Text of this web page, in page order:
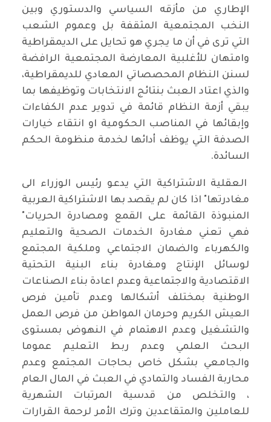
الإطاري من مأزقه السياسي والدستوري وبين
النخب المجتمعية المثقفة بل وعموم الشعب
التي ترى في أن ما يجري هو تحايل على الديمقراطية
وامتهان للأغلبية المعارضة المجتمعية الرافضة
لسنن النظام المحصصاتي المعادي للديمقراطية،
والذي اعتاد العبث بنتائج الانتخابات وتوظيفها بما
يبقي أزمة النظام قائمة في تدوير عدم الكفاءات
وإبقائها في المناصب الحكومية او انتقاء خيارات
الصدفة التي يوظف أدائها لخدمة منظومة الحكم
السائدة.
العقلية الاشتراكية التي يدعو رئيس الوزراء الى
مغادرتها" اذا كان لم يقصد بها الاشتراكية العربية
المنبوذة القائمة على القمع ومصادرة الحريات"
فهي تعني مغادرة الخدمات الصحية والتعليم
والكهرباء والضمان الاجتماعي وملكية المجتمع
لوسائل الإنتاج ومغادرة بناء البنية التحتية
الاقتصادية والاجتماعية وعدم اعادة بناء الصناعات
الوطنية بمختلف أشكالها وعدم تأمين فرص
العيش الكريم وحرمان المواطن من فرص العمل
والتشغيل وعدم الاهتمام في النهوض بمستوى
البحث العلمي وعدم ربط التعليم عموما
والجامعي بشكل خاص بحاجات المجتمع وعدم
محاربة الفساد والتمادي في العبث في المال العام
، والتخلص من قدسية المرتبات الشهرية
للعاملين والمتقاعدين وترك الأمر لرحمة القرارات